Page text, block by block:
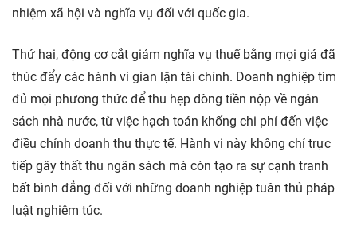
nhiệm xã hội và nghĩa vụ đối với quốc gia.
Thứ hai, động cơ cắt giảm nghĩa vụ thuế bằng mọi giá đã
thúc đẩy các hành vi gian lận tài chính. Doanh nghiệp tìm
đủ mọi phương thức để thu hẹp dòng tiền nộp về ngân
sách nhà nước, từ việc hạch toán khống chi phí đến việc
điều chỉnh doanh thu thực tế. Hành vi này không chỉ trực
tiếp gây thất thu ngân sách mà còn tạo ra sự cạnh tranh
bất bình đẳng đối với những doanh nghiệp tuân thủ pháp
luật nghiêm túc.